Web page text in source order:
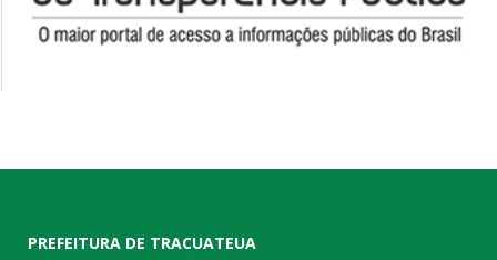
PREFEITURA DE TRACUATEUA